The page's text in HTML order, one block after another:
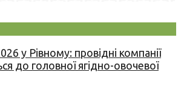
у Рівному: провідні компанії
до головної ягідно-овочевої